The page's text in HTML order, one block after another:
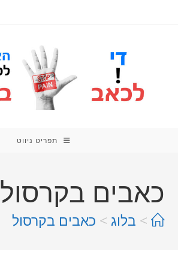
תפריט ניווט
כאבים בקרסול
> בלוג > כאבים בקרסול